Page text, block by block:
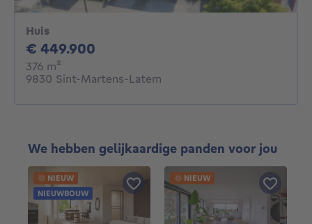
Huis
€ 449.900
376 m²
9830 Sint-Martens-Latem
We hebben gelijkaardige panden voor jou
NIEUW
NIEUWBOUW
NIEUW